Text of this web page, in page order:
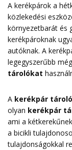
A kerékpárok a
közlekedési
környezetbarát és
kerékpároknak
autóknak. A
legegyszerűbb
tárolókat
A kerékpár
olyan kerékpár
ami a
a bicikli
tulajdonságokkal